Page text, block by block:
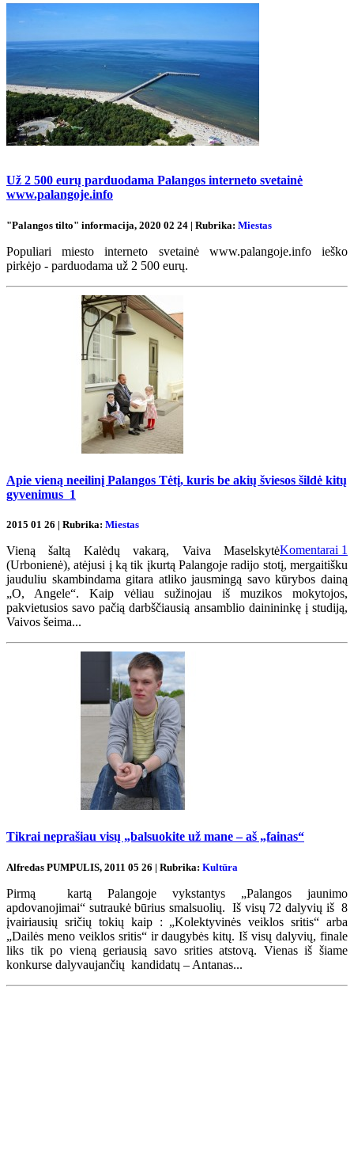
Už 2 500 eurų parduodama Palangos interneto svetainė
www.palangoje.info
"Palangos tilto" informacija, 2020 02 24 | Rubrika: Miestas
Populiari miesto interneto svetainė www.palangoje.info ieško
pirkėjo - parduodama už 2 500 eurų.
Apie vieną neeilinį Palangos Tėtį, kuris be akių šviesos šildė kitų
gyvenimus 1
2015 01 26 | Rubrika: Miestas
Komentarai 1
Vieną šaltą Kalėdų vakarą, Vaiva Maselskytė
(Urbonienė), atėjusi į ką tik įkurtą Palangoje radijo stotį, mergaitišku
jauduliu skambindama gitara atliko jausmingą savo kūrybos dainą
„O, Angele“. Kaip vėliau sužinojau iš muzikos mokytojos,
pakvietusios savo pačią darbščiausią ansamblio dainininkę į studiją,
Vaivos šeima...
Tikrai neprašiau visų „balsuokite už mane – aš „fainas“
Alfredas PUMPULIS, 2011 05 26 | Rubrika: Kultūra
Pirmą kartą Palangoje vykstantys „Palangos jaunimo
apdovanojimai“ sutraukė būrius smalsuolių. Iš visų 72 dalyvių iš 8
įvairiausių sričių tokių kaip : „Kolektyvinės veiklos sritis“ arba
„Dailės meno veiklos sritis“ ir daugybės kitų. Iš visų dalyvių, finale
liks tik po vieną geriausią savo srities atstovą. Vienas iš šiame
konkurse dalyvaujančių kandidatų – Antanas...